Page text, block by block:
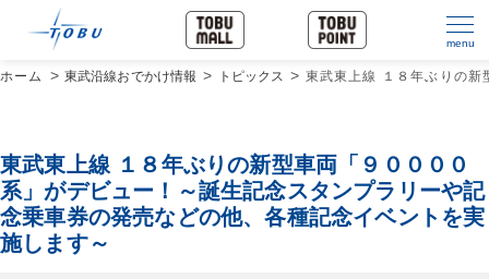
menu
ホーム 東武沿線おでかけ情報 トピックス 東武東上線 １８年ぶりの新
東武東上線 １８年ぶりの新型車両「９００００
系」がデビュー！～誕生記念スタンプラリーや記
念乗車券の発売などの他、各種記念イベントを実
施します～